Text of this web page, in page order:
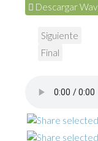
Descargar Wav
Siguiente
Final